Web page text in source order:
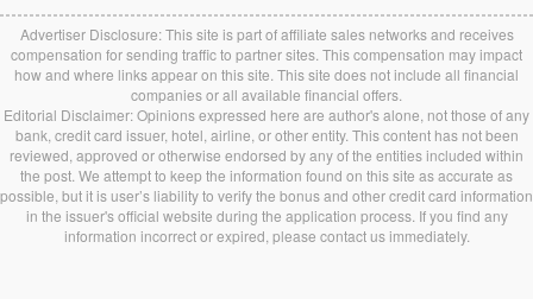
Advertiser Disclosure: This site is part of affiliate sales networks and receives
compensation for sending traffic to partner sites. This compensation may impact
how and where links appear on this site. This site does not include all financial
companies or all available financial offers.
Editorial Disclaimer: Opinions expressed here are author's alone, not those of any
bank, credit card issuer, hotel, airline, or other entity. This content has not been
reviewed, approved or otherwise endorsed by any of the entities included within
the post. We attempt to keep the information found on this site as accurate as
possible, but it is user’s liability to verify the bonus and other credit card information
in the issuer's official website during the application process. If you find any
information incorrect or expired, please contact us immediately.